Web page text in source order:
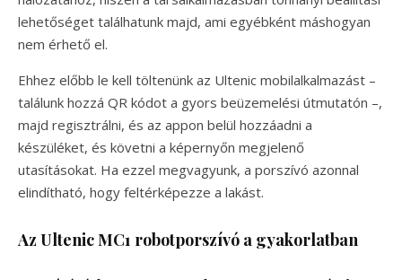
lehetőséget találhatunk majd, ami egyébként máshogyan
nem érhető el.
Ehhez előbb le kell töltenünk az Ultenic mobilalkalmazást –
találunk hozzá QR kódot a gyors beüzemelési útmutatón –,
majd regisztrálni, és az appon belül hozzáadni a
készüléket, és követni a képernyőn megjelenő
utasításokat. Ha ezzel megvagyunk, a porszívó azonnal
elindítható, hogy feltérképezze a lakást.
Az Ultenic MC1 robotporszívó a gyakorlatban